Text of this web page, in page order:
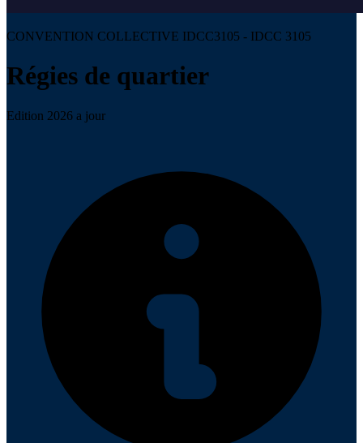
CONVENTION COLLECTIVE IDCC3105 - IDCC 3105
Régies de quartier
Edition 2026 a jour